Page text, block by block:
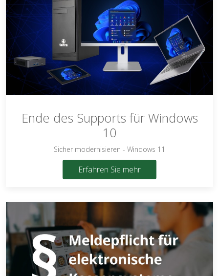
Ende des Supports für Windows
10
Sicher modernisieren - Windows 11
Erfahren Sie mehr